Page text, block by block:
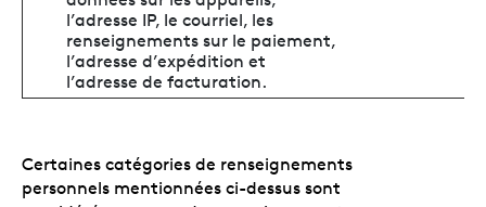
l’adresse IP, le courriel, les
renseignements sur le paiement,
l’adresse d’expédition et
l’adresse de facturation.
Certaines catégories de renseignements
personnels mentionnées ci-dessus sont